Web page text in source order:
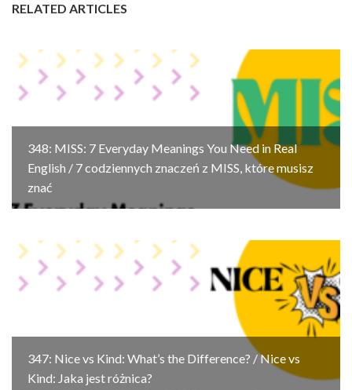
RELATED ARTICLES
348: MISS: 7 Everyday Meanings You Need in Real
English / 7 codziennych znaczeń z MISS, które musisz
znać
347: Nice vs Kind: What’s the Difference? / Nice vs
Kind: Jaka jest różnica?